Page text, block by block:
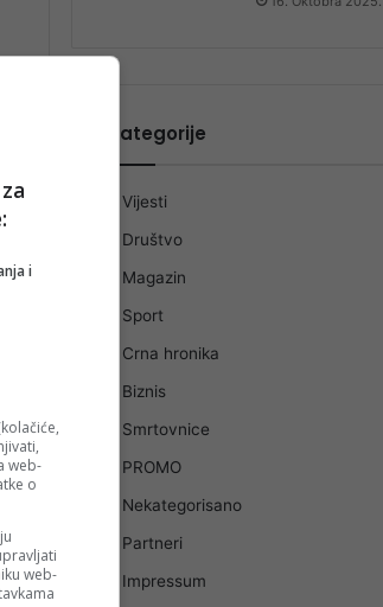
Kategorije
Vijesti
Društvo
Magazin
Sport
Crna hronika
Biznis
Smrtovnice
PROMO
Nekategorisano
Partneri
Impressum
i
web-
o
web-